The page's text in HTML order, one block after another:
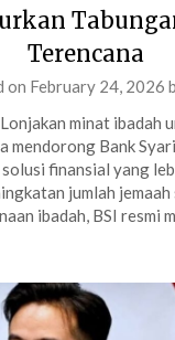
Terencana
on February 24, 2026
minat ibadah
mendorong Bank
finansial yang
jumlah jemaah
ibadah, BSI resmi